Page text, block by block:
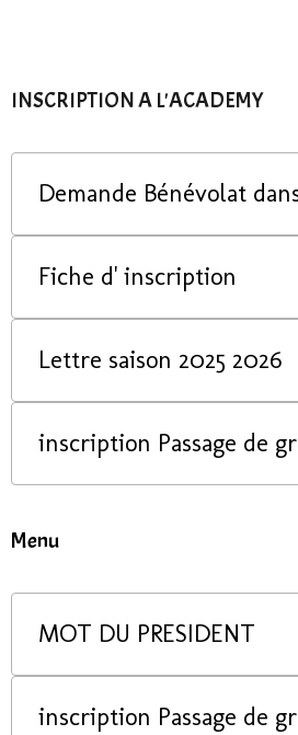
INSCRIPTION A L'ACADEMY
Demande Bénévolat
Fiche d' inscription
Lettre saison 2025 2026
Menu
MOT DU PRESIDENT